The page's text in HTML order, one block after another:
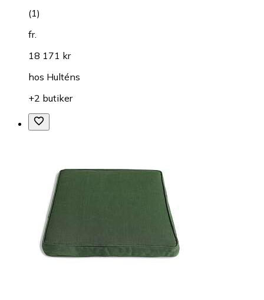
(1)
fr.
18 171 kr
hos Hulténs
+2 butiker